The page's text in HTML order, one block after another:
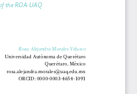
the ROA-UAQ
Rosa Alejandra Morales Velasco
Universidad Autónoma de Querétaro
Querétaro, México
rosa.alejandra.morales@uaq.edu.mx
ORCID: 0000-0003-4654-1091